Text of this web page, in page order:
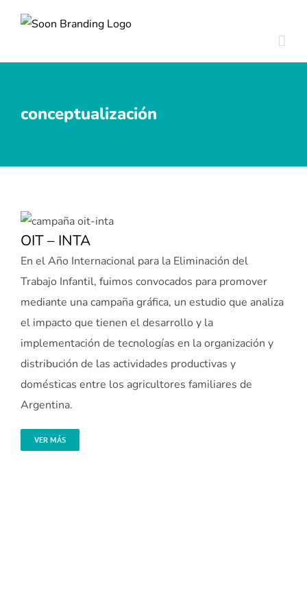
conceptualización
OIT – INTA
En el Año Internacional para la Eliminación del
Trabajo Infantil, fuimos convocados para promover
mediante una campaña gráfica, un estudio que analiza
el impacto que tienen el desarrollo y la
implementación de tecnologías en la organización y
distribución de las actividades productivas y
domésticas entre los agricultores familiares de
Argentina.
VER MÁS